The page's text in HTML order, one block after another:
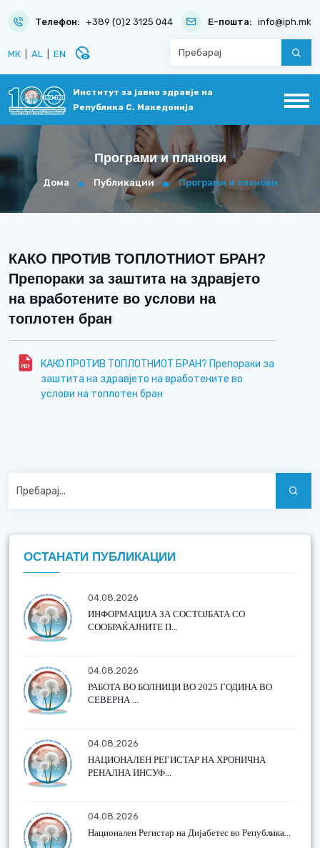
Телефон: +389 (0)2 3125 044 Е-пошта: info@iph.mk
МК AL EN disabled_visible
Институт за јавно здравје на
Република С. Македонија
Програми и планови
Дома Публикации Програми и планови
КАКО ПРОТИВ ТОПЛОТНИОТ БРАН?
Препораки за заштита на здравјето
на вработените во услови на
топлотен бран
КАКО ПРОТИВ ТОПЛОТНИОТ БРАН? Препораки за
заштита на здравјето на вработените во
услови на топлотен бран
ОСТАНАТИ ПУБЛИКАЦИИ
04.08.2026
ИНФОРМАЦИЈА ЗА СОСТОЈБАТА СО
СООБРАЌАЈНИТЕ П...
04.08.2026
РАБОТА ВО БОЛНИЦИ ВО 2025 ГОДИНА ВО
СЕВЕРНА ...
04.08.2026
НАЦИОНАЛЕН РЕГИСТАР НА ХРОНИЧНА
РЕНАЛНА ИНСУФ...
04.08.2026
Национален Регистар на Дијабетес во Република...